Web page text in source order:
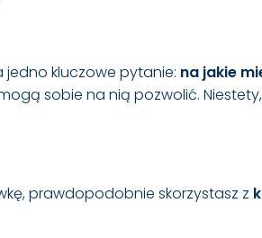
jedno kluczowe pytanie: na jakie
sobie na nią pozwolić.
prawdopodobnie skorzystasz z